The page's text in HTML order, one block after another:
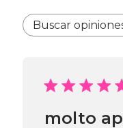
molto